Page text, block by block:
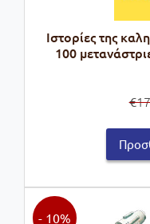
Ιστορίες της
100
€
- 10%